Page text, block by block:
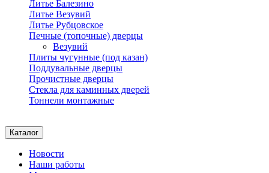
Литье Балезино
Литье Везувий
Литье Рубцовское
Печные (топочные) дверцы
Везувий
Плиты чугунные (под казан)
Поддувальные дверцы
Прочистные дверцы
Стекла для каминных дверей
Тоннели монтажные
Каталог
Новости
Наши работы